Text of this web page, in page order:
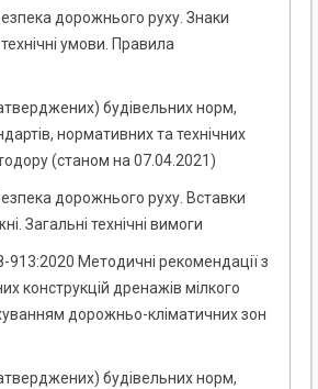
дорожнього руху. Знаки
умови. Правила
будівельних норм,
нормативних та технічних
(станом на 07.04.2021)
дорожнього руху. Вставки
Загальні технічні вимоги
Методичні рекомендації з
конструкцій дренажів мілкого
дорожньо-кліматичних зон
будівельних норм,